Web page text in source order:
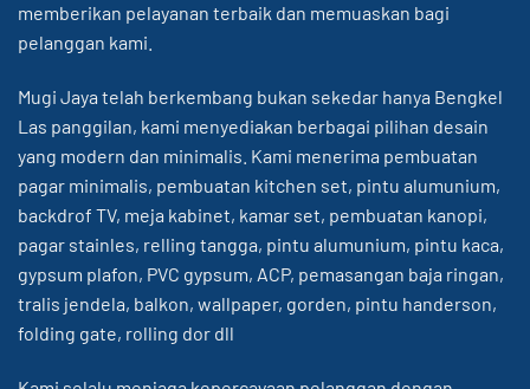
memberikan pelayanan terbaik dan memuaskan bagi
pelanggan kami.
Mugi Jaya telah berkembang bukan sekedar hanya Bengkel
Las panggilan, kami menyediakan berbagai pilihan desain
yang modern dan minimalis. Kami menerima pembuatan
pagar minimalis, pembuatan kitchen set, pintu alumunium,
backdrof TV, meja kabinet, kamar set, pembuatan kanopi,
pagar stainles, relling tangga, pintu alumunium, pintu kaca,
gypsum plafon, PVC gypsum, ACP, pemasangan baja ringan,
tralis jendela, balkon, wallpaper, gorden, pintu handerson,
folding gate, rolling dor dll